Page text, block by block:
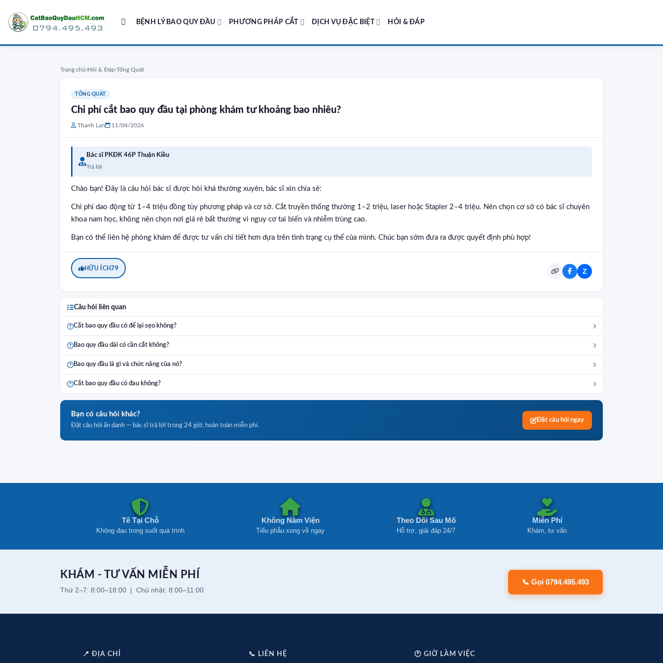
content
BỆNH LÝ BAO QUY ĐẦU PHƯƠNG PHÁP CẮT DỊCH VỤ ĐẶC BIỆT HỎI & ĐÁP
Trang chủ›Hỏi & Đáp›Tổng Quát
TỔNG QUÁT
Chi phí cắt bao quy đầu tại phòng khám tư khoảng bao nhiêu?
Thanh Lan 11/04/2026
Bác sĩ PKĐK 46P Thuận Kiều
Trả lời
Chào bạn! Đây là câu hỏi bác sĩ được hỏi khá thường xuyên, bác sĩ xin chia sẻ:
Chi phí dao động từ 1–4 triệu đồng tùy phương pháp và cơ sở. Cắt truyền thống thường 1–2 triệu, laser hoặc Stapler 2–4 triệu. Nên chọn cơ sở có bác sĩ chuyên
khoa nam học, không nên chọn nơi giá rẻ bất thường vì nguy cơ tai biến và nhiễm trùng cao.
Bạn có thể liên hệ phòng khám để được tư vấn chi tiết hơn dựa trên tình trạng cụ thể của mình. Chúc bạn sớm đưa ra được quyết định phù hợp!
HỮU ÍCH79 Z
Câu hỏi liên quan
Cắt bao quy đầu có để lại sẹo không?
Bao quy đầu dài có cần cắt không?
Bao quy đầu là gì và chức năng của nó?
Cắt bao quy đầu có đau không?
Bạn có câu hỏi khác?
Đặt câu hỏi ẩn danh — bác sĩ trả lời trong 24 giờ, hoàn toàn miễn phí.
Đặt câu hỏi ngay
Tê Tại Chỗ
Không đau trong suốt quá trình
Không Nằm Viện
Tiểu phẫu xong về ngay
Theo Dõi Sau Mổ
Hỗ trợ, giải đáp 24/7
Miễn Phí
Khám, tư vấn
KHÁM - TƯ VẤN MIỄN PHÍ
Thứ 2–7: 8:00–18:00 | Chủ nhật: 8:00–11:00
📞 Gọi 0794.495.493
📍 ĐỊA CHỈ 📞 LIÊN HỆ 🕐 GIỜ LÀM VIỆC